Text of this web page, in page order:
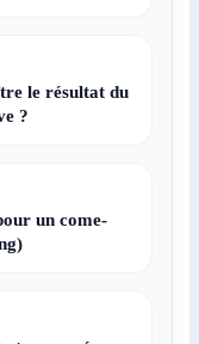
le résultat du
?
un come-